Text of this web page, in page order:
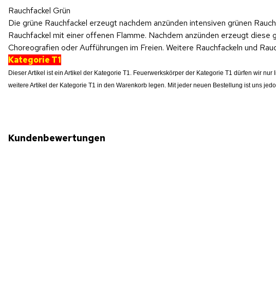
Rauchfackel Grün
Die grüne Rauchfackel erzeugt nachdem anzünden intensiven grünen
Rauchfackel mit einer offenen Flamme. Nachdem anzünden erzeugt
Choreografien oder Aufführungen im Freien. Weitere Rauchfackeln und
Kategorie T1
Dieser Artikel ist ein Artikel der Kategorie T1. Feuerwerkskörper der Kategorie T1 dürfen wir
weitere Artikel der Kategorie T1 in den Warenkorb legen. Mit jeder neuen Bestellung ist uns
Kundenbewertungen